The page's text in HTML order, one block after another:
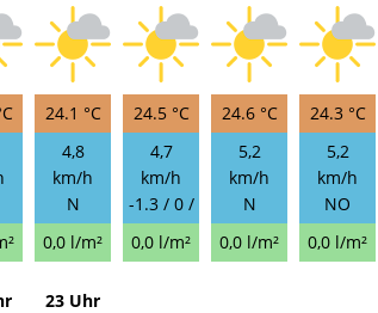
24.1 °C
4,8
km/h
N
0,0 l/m²
24.5 °C
4,7
km/h
-1.3 / 0 /
0,0 l/m²
24.6 °C
5,2
km/h
N
0,0 l/m²
24.3 °C
5,2
km/h
NO
0,0 l/m²
23 Uhr